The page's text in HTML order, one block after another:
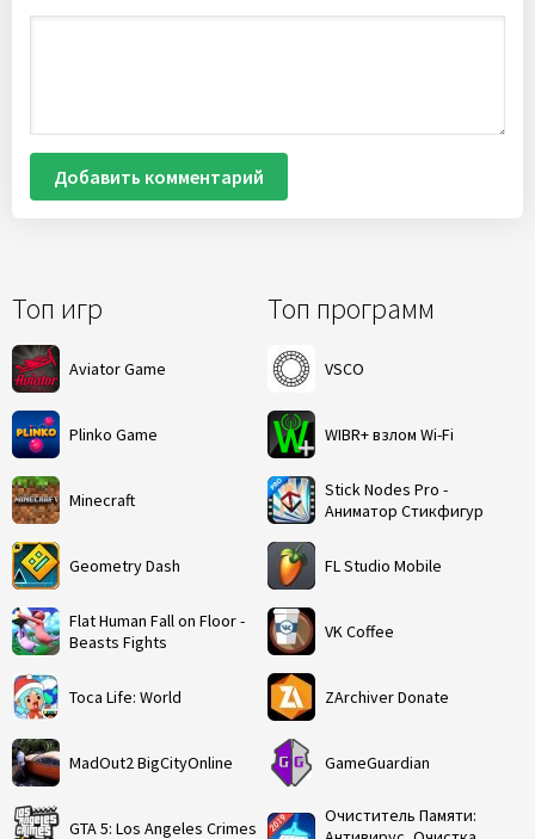
Топ игр
Aviator Game
Plinko Game
Minecraft
Geometry Dash
Flat Human Fall on Floor -
Beasts Fights
Toca Life: World
MadOut2 BigCityOnline
GTA 5: Los Angeles Crimes
Топ программ
VSCO
WIBR+ взлом Wi-Fi
Stick Nodes Pro -
Аниматор Стикфигур
FL Studio Mobile
VK Coffee
ZArchiver Donate
GameGuardian
Очиститель Памяти:
Добавить комментарий